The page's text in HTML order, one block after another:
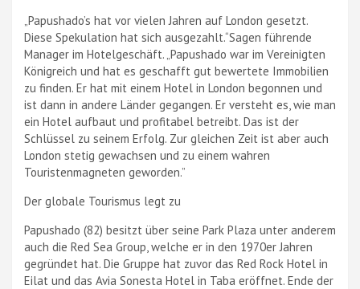
„Papushado’s hat vor vielen Jahren auf London gesetzt.
Diese Spekulation hat sich ausgezahlt.“Sagen führende
Manager im Hotelgeschäft. „Papushado war im Vereinigten
Königreich und hat es geschafft gut bewertete Immobilien
zu finden. Er hat mit einem Hotel in London begonnen und
ist dann in andere Länder gegangen. Er versteht es, wie man
ein Hotel aufbaut und profitabel betreibt. Das ist der
Schlüssel zu seinem Erfolg. Zur gleichen Zeit ist aber auch
London stetig gewachsen und zu einem wahren
Touristenmagneten geworden.”
Der globale Tourismus legt zu
Papushado (82) besitzt über seine Park Plaza unter anderem
auch die Red Sea Group, welche er in den 1970er Jahren
gegründet hat. Die Gruppe hat zuvor das Red Rock Hotel in
Eilat und das Avia Sonesta Hotel in Taba eröffnet. Ende der